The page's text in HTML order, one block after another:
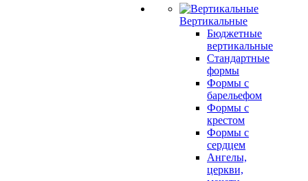
Вертикальные
Бюджетные
вертикальные
Стандартные
формы
Формы с
барельефом
Формы с
крестом
Формы с
сердцем
Ангелы,
церкви,